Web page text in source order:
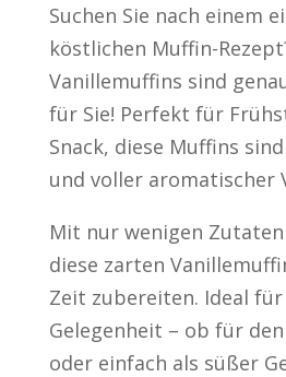
Suchen Sie nach einem
köstlichen Muffin-
Vanillemuffins sind
für Sie! Perfekt für
Snack, diese Muffins
und voller aromatischer
Mit nur wenigen Zutaten
diese zarten
Zeit zubereiten. Ideal für
Gelegenheit – ob für
oder einfach als süßer